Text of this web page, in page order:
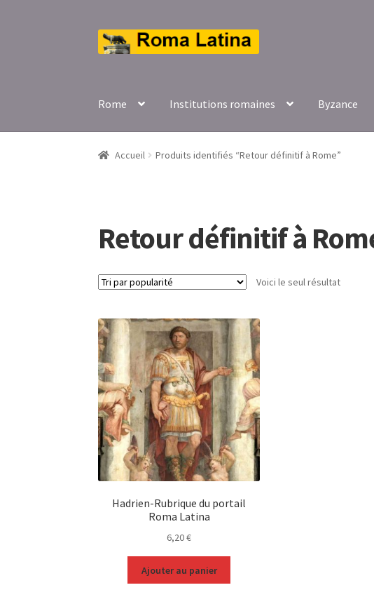
Aller
à
Aller
au
Rome Institutions romaines Byzance
Accueil Produits identifiés “Retour définitif à Rome”
Retour définitif à
Voici le seul résultat
Hadrien-Rubrique du portail
Roma Latina
6,20€
Ajouter au panier